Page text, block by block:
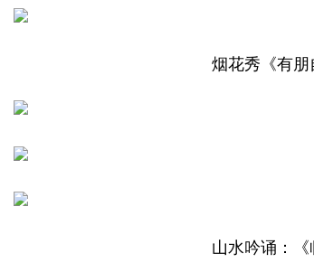
烟花秀《有朋
山水吟诵：《